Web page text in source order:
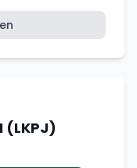
(LKPJ)